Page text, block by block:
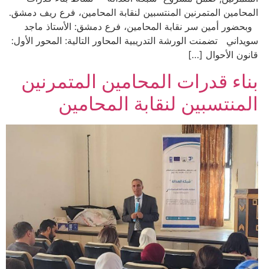
المحامين المتمرنين المنتسبين لنقابة المحامين، فرع ريف دمشق.
وبحضور أمين سر نقابة المحامين، فرع دمشق: الأستاذ ماجد
سويداني تضمنت الورشة التدريبية المحاور التالية: المحور الأول:
قانون الأحوال […]
بناء قدرات المحامين المتمرنين
المنتسبين لنقابة المحامين